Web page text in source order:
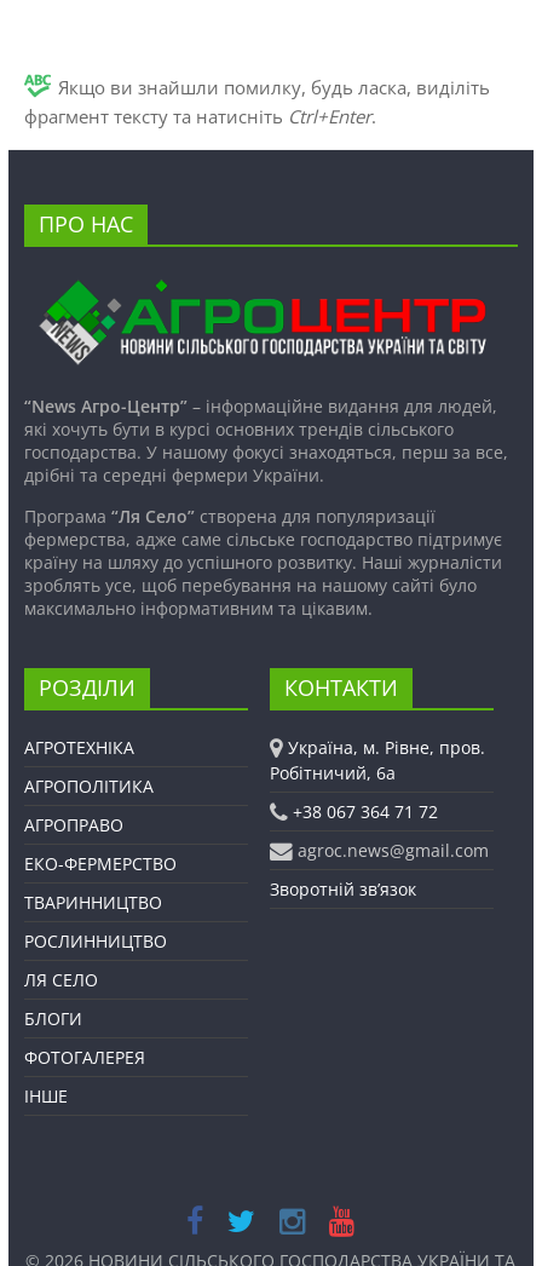
Якщо ви знайшли помилку, будь ласка, виділіть
фрагмент тексту та натисніть Ctrl+Enter.
ПРО НАС
“News Агро-Центр”– інформаційне видання для людей,
які хочуть бути в курсі основних трендів сільського
господарства. У нашому фокусі знаходяться, перш за все,
дрібні та середні фермери України.
Програма “Ля Село”створена для популяризації
фермерства, адже саме сільське господарство підтримує
країну на шляху до успішного розвитку. Наші журналісти
зроблять усе, щоб перебування на нашому сайті було
максимально інформативним та цікавим.
РОЗДІЛИ
АГРОТЕХНІКА
АГРОПОЛІТИКА
АГРОПРАВО
ЕКО-ФЕРМЕРСТВО
ТВАРИННИЦТВО
РОСЛИННИЦТВО
ЛЯ СЕЛО
БЛОГИ
ФОТОГАЛЕРЕЯ
ІНШЕ
КОНТАКТИ
Україна, м. Рівне, пров.
Робітничий, 6а
+38 067 364 71 72
agroc.news@gmail.com
Зворотній зв’язок
© 2026 НОВИНИ СІЛЬСЬКОГО ГОСПОДАРСТВА УКРАЇНИ ТА